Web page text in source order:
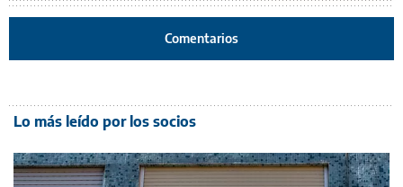
Comentarios
Lo más leído por los socios